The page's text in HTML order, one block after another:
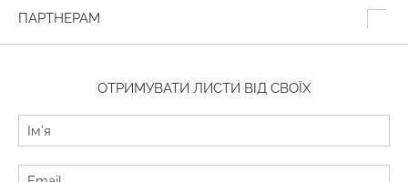
ПАРТНЕРАМ
ОТРИМУВАТИ ЛИСТИ ВІД СВОЇХ